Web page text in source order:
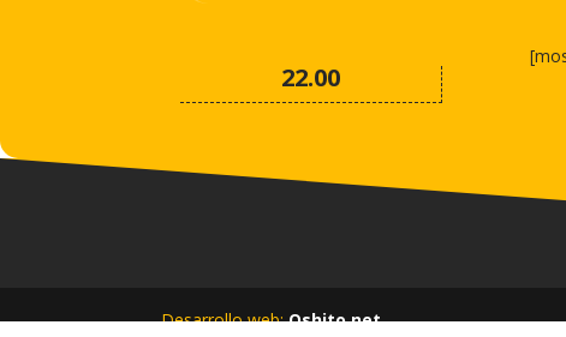
22.00
Desarrollo web:Oshito.net